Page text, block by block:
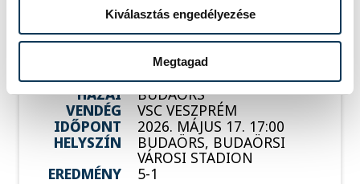
Kiválasztás engedélyezése
Megtagad
NB III ÉSZAKNYUGATI
CSOPORT 2025/26
HAZAI
BUDAÖRS
VENDÉG
VSC VESZPRÉM
IDŐPONT
2026. MÁJUS 17. 17:00
HELYSZÍN
BUDAÖRS, BUDAÖRSI
VÁROSI STADION
EREDMÉNY
5-1